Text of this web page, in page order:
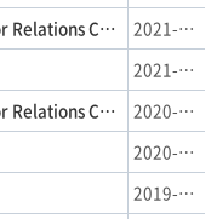
2021 Statistical Yearbook of Labor Relations Commission
2021-11-21
2021-09-07
2020 Statistical Yearbook of Labor Relations Commission
2020-12-31
2020-09-07
2019-08-07